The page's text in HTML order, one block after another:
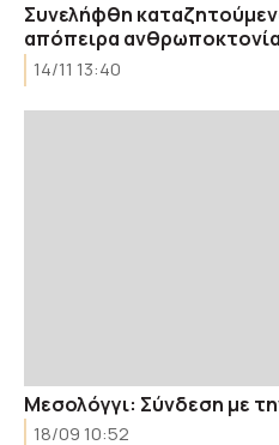
Συνελήφθη
απόπειρα
14/11 13:40
Μεσολόγγι: Σύνδεση με
18/09 10:52